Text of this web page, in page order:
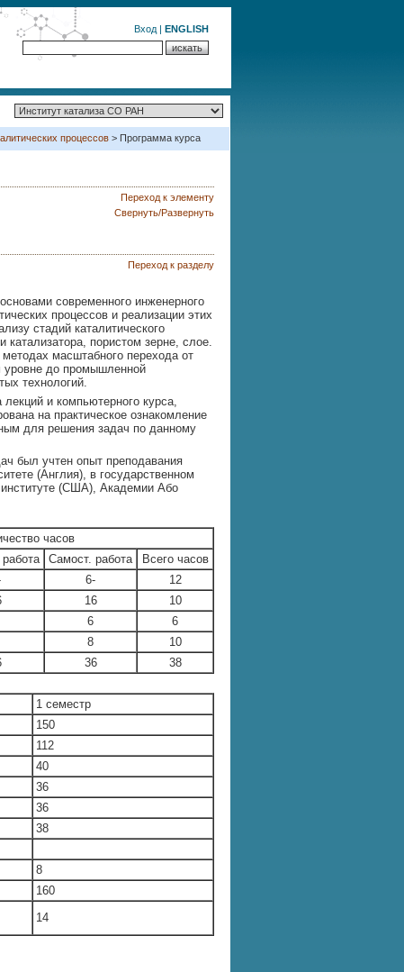
Вход | ENGLISH
процессов > Программа курса
Переход к элементу
Свернуть/Развернуть
Переход к разделу
современного инженерного
процессов и реализации этих
стадий каталитического
катализатора, пористом зерне, слое.
масштабного перехода от
уровне до промышленной
технологий.
и компьютерного курса,
на практическое ознакомление
для решения задач по данному
был учтен опыт преподавания
(Англия), в государственном
(США), Академии Або
часов
Самост. работа
Всего часов
6-
12
16
10
6
6
8
10
36
38
1 семестр
150
112
40
36
36
38
8
160
14